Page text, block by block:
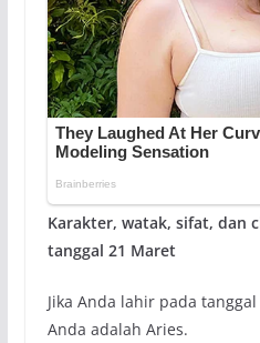
Karakter, watak, sifat, dan
tanggal 21 Maret
Jika Anda lahir pada
Anda adalah Aries.